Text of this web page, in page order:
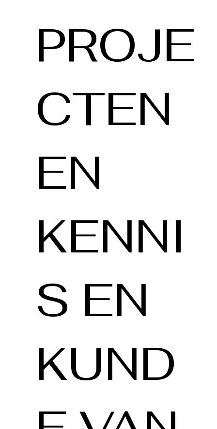
PROJE
CTEN
EN
KENNI
S EN
KUND